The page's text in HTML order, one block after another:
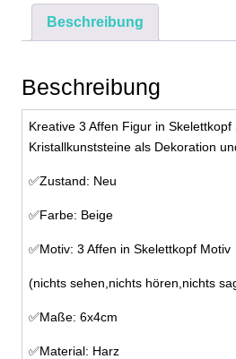
Schädel
Motiv
Menge
Beschreibung
Beschreibung
Kreative 3 Affen Figur in
Kristallkunststeine als Dekoration
✅Zustand: Neu
✅Farbe: Beige
✅Motiv: 3 Affen in Skelettkopf Motiv
(nichts sehen,nichts hören,nichts
✅Maße: 6x4cm
✅Material: Harz